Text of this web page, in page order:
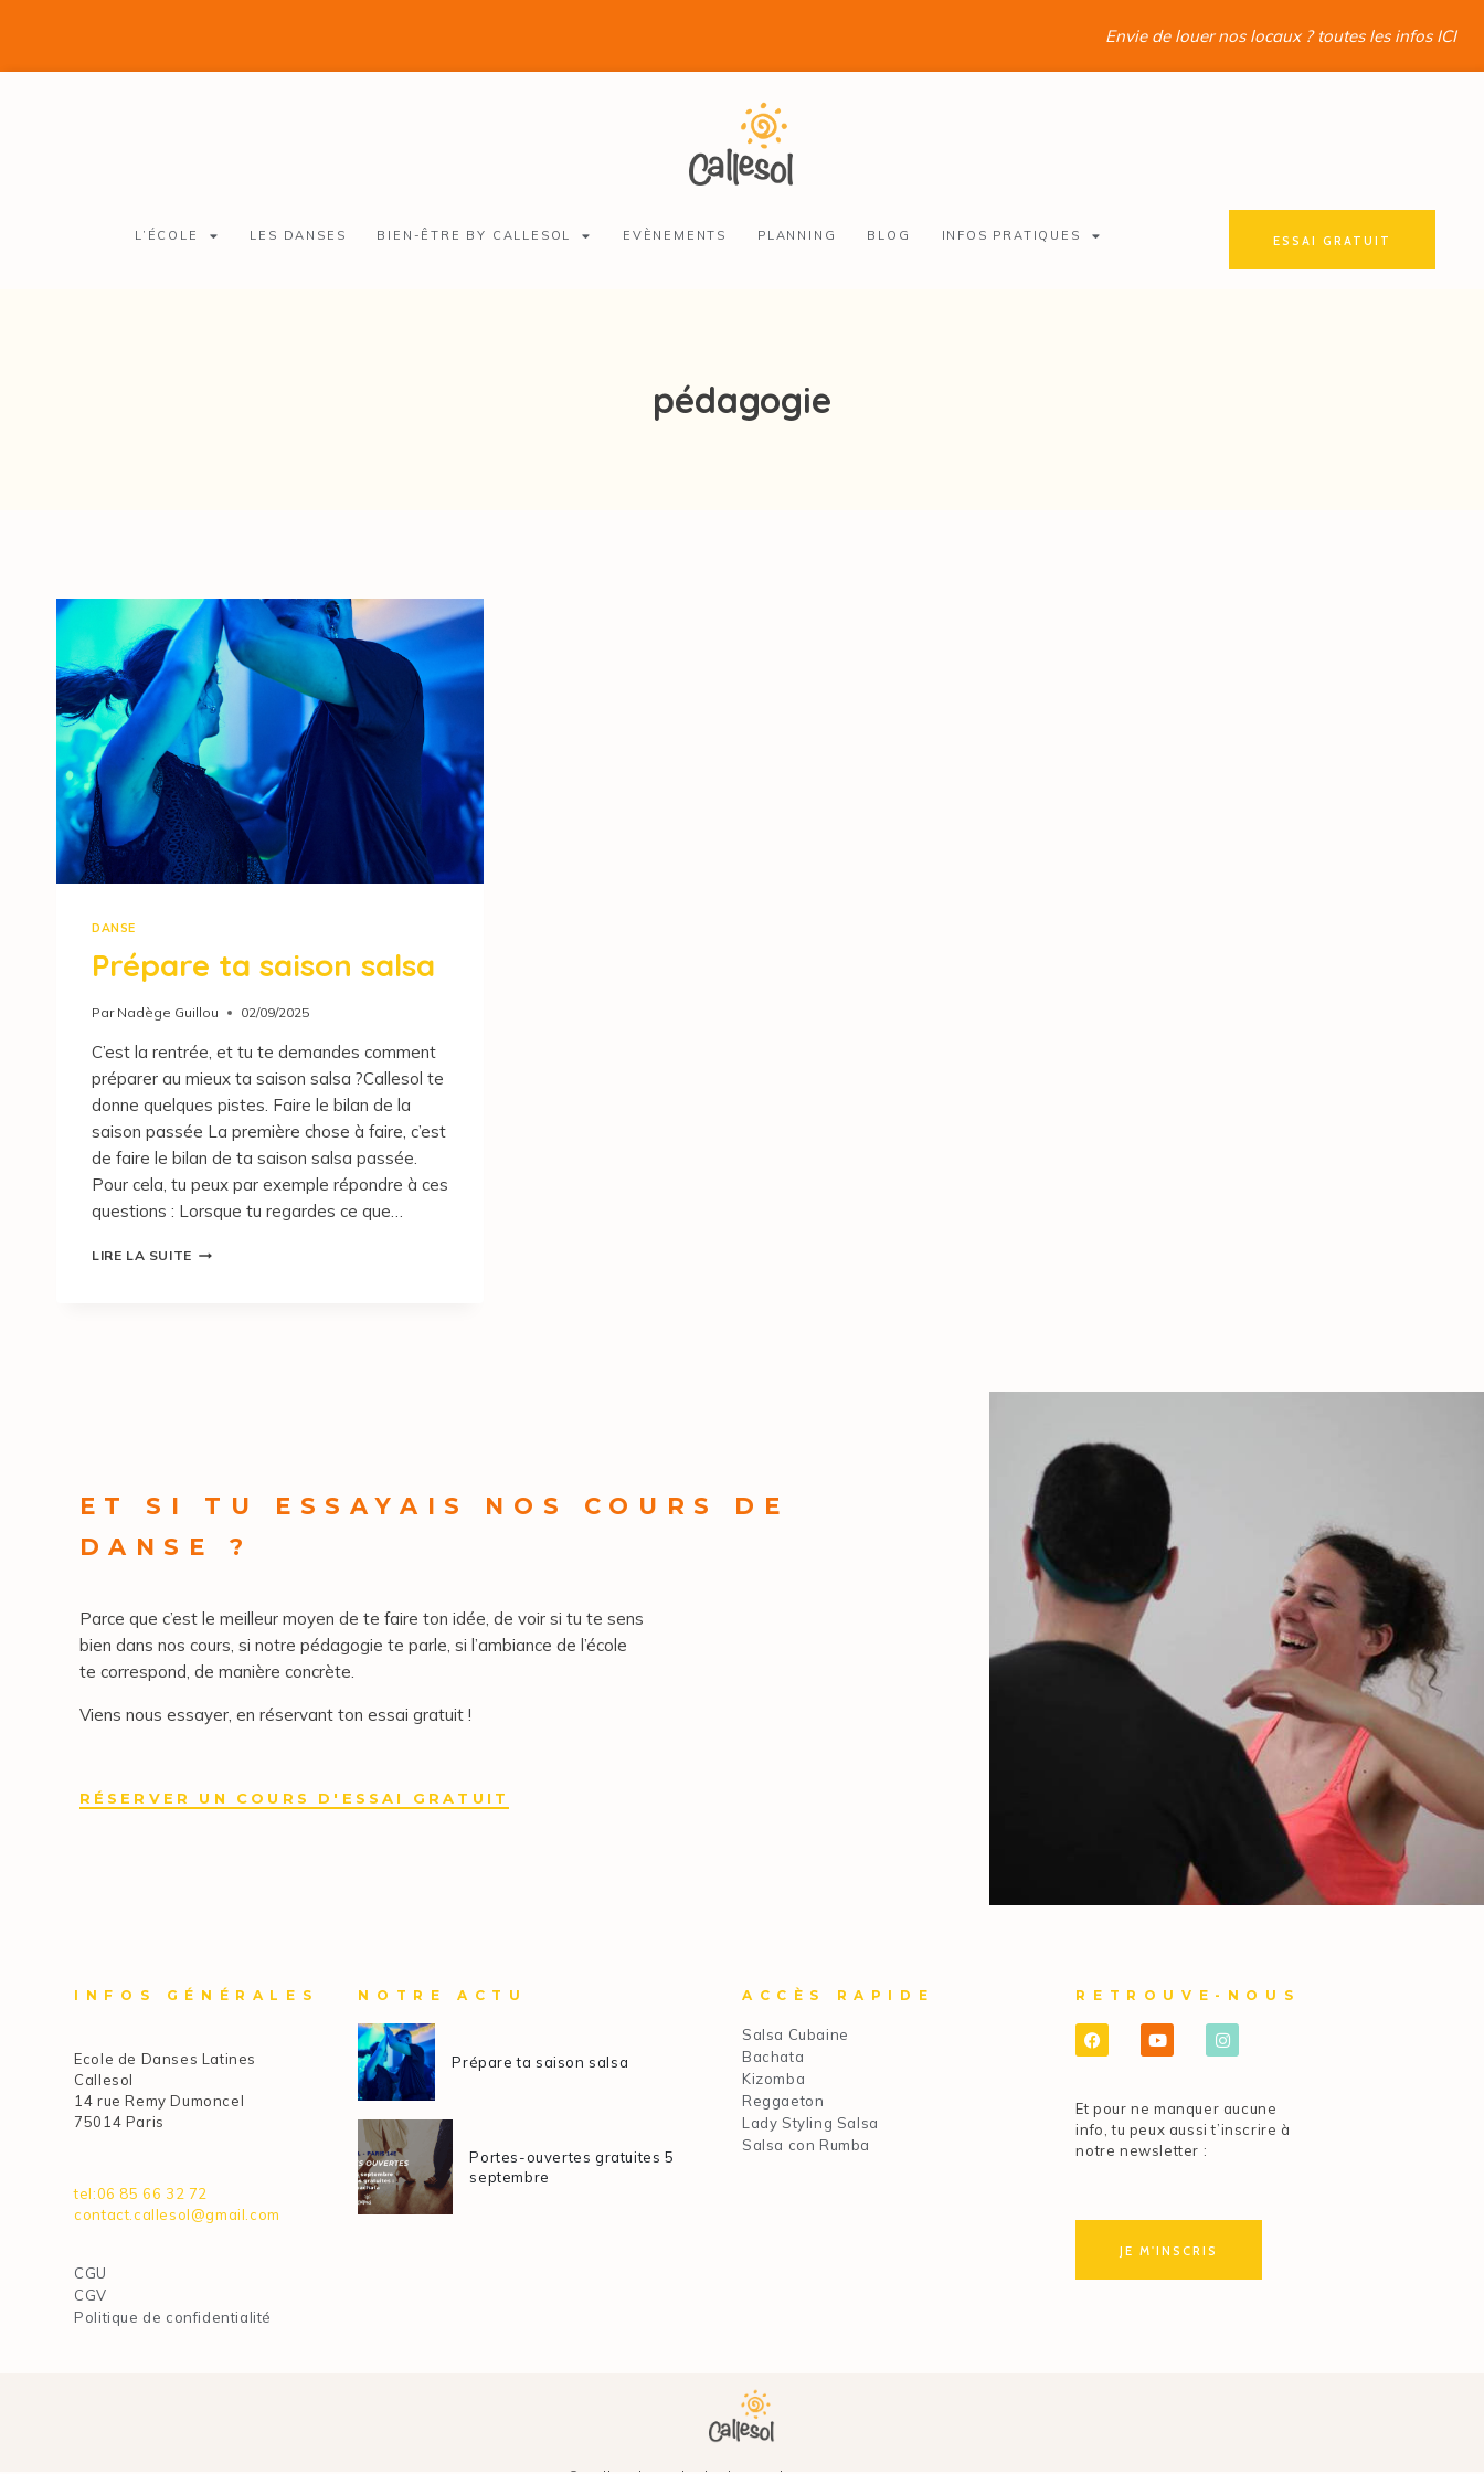
Envie de louer nos locaux ? toutes les infos ICI
L’ÉCOLE LES DANSES BIEN-ÊTRE BY CALLESOL EVÈNEMENTS PLANNING BLOG INFOS PRATIQUES ESSAI GRATUIT
pédagogie
DANSE
Prépare ta saison salsa
Par Nadège Guillou 02/09/2025
C’est la rentrée, et tu te demandes comment
préparer au mieux ta saison salsa ?Callesol te
donne quelques pistes. Faire le bilan de la
saison passée La première chose à faire, c’est
de faire le bilan de ta saison salsa passée.
Pour cela, tu peux par exemple répondre à ces
questions : Lorsque tu regardes ce que…
LIRE LA SUITE
ET SI TU ESSAYAIS NOS COURS DE
DANSE ?
Parce que c’est le meilleur moyen de te faire ton idée, de voir si tu te sens
bien dans nos cours, si notre pédagogie te parle, si l’ambiance de l’école
te correspond, de manière concrète.
Viens nous essayer, en réservant ton essai gratuit !
RÉSERVER UN COURS D'ESSAI GRATUIT
INFOS GÉNÉRALES
Ecole de Danses Latines
Callesol
14 rue Remy Dumoncel
75014 Paris
tel:06 85 66 32 72
contact.callesol@gmail.com
CGU
CGV
Politique de confidentialité
NOTRE ACTU
Prépare ta saison salsa
Portes-ouvertes gratuites 5
septembre
ACCÈS RAPIDE
Salsa Cubaine
Bachata
Kizomba
Reggaeton
Lady Styling Salsa
Salsa con Rumba
RETROUVE-NOUS
Et pour ne manquer aucune
info, tu peux aussi t’inscrire à
notre newsletter :
JE M'INSCRIS